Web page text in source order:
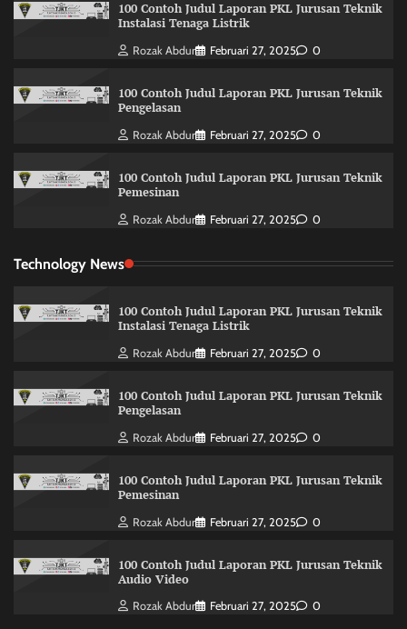
100 Contoh Judul Laporan PKL Jurusan Teknik
Instalasi Tenaga Listrik
Rozak Abdur Februari 27, 2025 0
100 Contoh Judul Laporan PKL Jurusan Teknik
Pengelasan
Rozak Abdur Februari 27, 2025 0
100 Contoh Judul Laporan PKL Jurusan Teknik
Pemesinan
Rozak Abdur Februari 27, 2025 0
Technology News
100 Contoh Judul Laporan PKL Jurusan Teknik
Instalasi Tenaga Listrik
Rozak Abdur Februari 27, 2025 0
100 Contoh Judul Laporan PKL Jurusan Teknik
Pengelasan
Rozak Abdur Februari 27, 2025 0
100 Contoh Judul Laporan PKL Jurusan Teknik
Pemesinan
Rozak Abdur Februari 27, 2025 0
100 Contoh Judul Laporan PKL Jurusan Teknik
Audio Video
Rozak Abdur Februari 27, 2025 0